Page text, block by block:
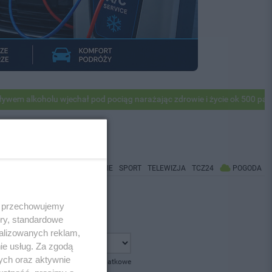
alkoholu wjechał pod pociąg narażając zdrowie i życie ok 500
CO BĘDZIE SPORT TELEWIZJA TCZ24 POGODA
pokaż opcje dodatkowe
standardowe
reklam,
usług. Za zgodą
oraz aktywnie